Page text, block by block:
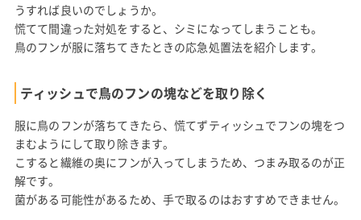
うすれば良いのでしょうか。
慌てて間違った対処をすると、シミになってしまうことも。
鳥のフンが服に落ちてきたときの応急処置法を紹介します。
ティッシュで鳥のフンの塊などを取り除く
服に鳥のフンが落ちてきたら、慌てずティッシュでフンの塊をつ
まむようにして取り除きます。
こすると繊維の奥にフンが入ってしまうため、つまみ取るのが正
解です。
菌がある可能性があるため、手で取るのはおすすめできません。